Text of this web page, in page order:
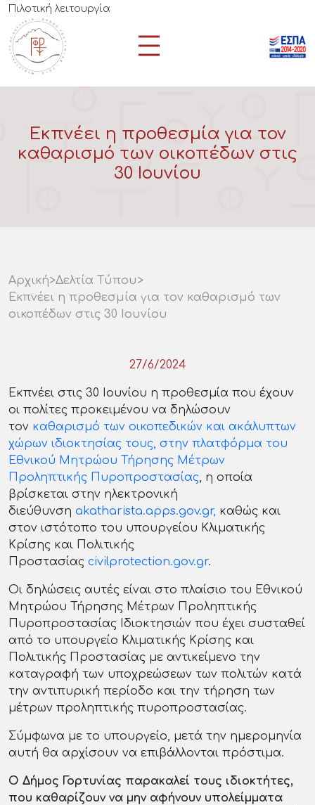
Πιλοτική λειτουργία
Εκπνέει η προθεσμία για τον
καθαρισμό των οικοπέδων στις
30 Ιουνίου
Αρχική>Δελτία Τύπου>
Εκπνέει η προθεσμία για τον καθαρισμό των
οικοπέδων στις 30 Ιουνίου
27/6/2024
Εκπνέει στις 30 Ιουνίου η προθεσμία που έχουν
οι πολίτες προκειμένου να δηλώσουν
τον καθαρισμό των οικοπεδικών και ακάλυπτων
χώρων ιδιοκτησίας τους, στην πλατφόρμα του
Εθνικού Μητρώου Τήρησης Μέτρων
Προληπτικής Πυροπροστασίας, η οποία
βρίσκεται στην ηλεκτρονική
διεύθυνση akatharista.apps.gov.gr, καθώς και
στον ιστότοπο του υπουργείου Κλιματικής
Κρίσης και Πολιτικής
Προστασίας civilprotection.gov.gr.
Οι δηλώσεις αυτές είναι στο πλαίσιο του Εθνικού
Μητρώου Τήρησης Μέτρων Προληπτικής
Πυροπροστασίας Ιδιοκτησιών που έχει συσταθεί
από το υπουργείο Κλιματικής Κρίσης και
Πολιτικής Προστασίας με αντικείμενο την
καταγραφή των υποχρεώσεων των πολιτών κατά
την αντιπυρική περίοδο και την τήρηση των
μέτρων προληπτικής πυροπροστασίας.
Σύμφωνα με το υπουργείο, μετά την ημερομηνία
αυτή θα αρχίσουν να επιβάλλονται πρόστιμα.
Ο Δήμος Γορτυνίας παρακαλεί τους ιδιοκτήτες,
που καθαρίζουν να μην αφήνουν υπολείμματα